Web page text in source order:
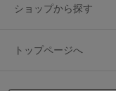
ショップから探す
トップページへ